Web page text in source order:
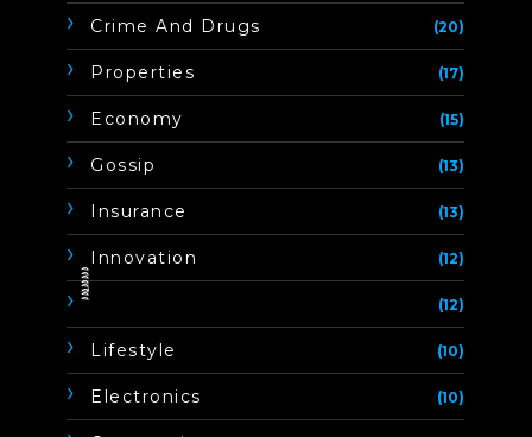
Crime And Drugs (20)
Properties (17)
Economy (15)
Gossip (13)
Insurance (13)
Innovation (12)
(12)
Lifestyle (10)
Electronics (10)